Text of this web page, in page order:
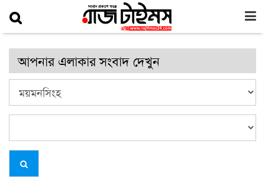
আপনার এলাকার সংবাদ দেখুন